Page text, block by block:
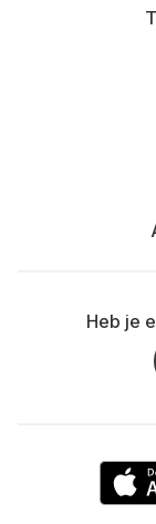
Heb je